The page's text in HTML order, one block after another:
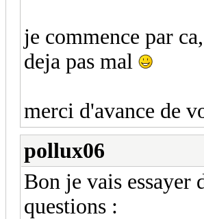
je commence par
deja pas mal
merci d'avance de
pollux06
Bon je vais essayer
questions :